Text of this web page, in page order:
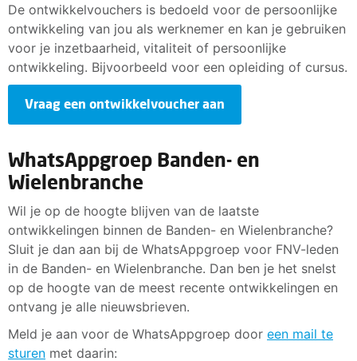
De ontwikkelvouchers is bedoeld voor de persoonlijke
ontwikkeling van jou als werknemer en kan je gebruiken
voor je inzetbaarheid, vitaliteit of persoonlijke
ontwikkeling. Bijvoorbeeld voor een opleiding of cursus.
Vraag een ontwikkelvoucher aan
WhatsAppgroep Banden- en
Wielenbranche
Wil je op de hoogte blijven van de laatste
ontwikkelingen binnen de Banden- en Wielenbranche?
Sluit je dan aan bij de WhatsAppgroep voor FNV-leden
in de Banden- en Wielenbranche. Dan ben je het snelst
op de hoogte van de meest recente ontwikkelingen en
ontvang je alle nieuwsbrieven.
Meld je aan voor de WhatsAppgroep door een mail te
sturen met daarin: